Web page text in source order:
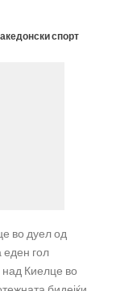
спорт
во дуел од
гол
Киелце во